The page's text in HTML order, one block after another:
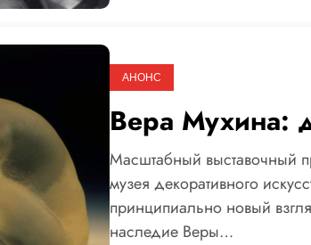
АНОНС
Вера Мухина:
Масштабный выставочный
музея декоративного
принципиально новый
наследие Веры…